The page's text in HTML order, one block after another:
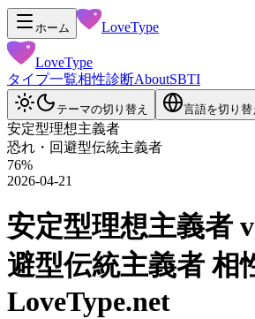
ホーム LoveType
LoveType
タイプ一覧相性診断AboutSBTI
テーマの切り替え 言語を切り替
安定型理想主義者
恐れ・回避型伝統主義者
76%
2026-04-21
安定型理想主義者
避型伝統主義者 相
LoveType.net